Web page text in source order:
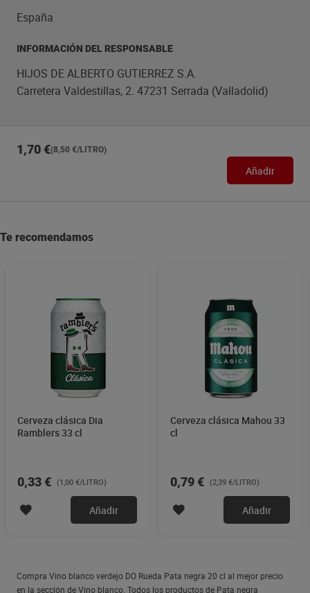
España
INFORMACIÓN DEL RESPONSABLE
HIJOS DE ALBERTO GUTIERREZ S.A.
Carretera Valdestillas, 2. 47231 Serrada (Valladolid)
1,70 €(8,50 €/LITRO)
Añadir
Te recomendamos
Cerveza clásica Dia
Ramblers 33 cl
0,33 € (1,00 €/LITRO)
Añadir
Cerveza clásica Mahou 33
cl
0,79 € (2,39 €/LITRO)
Añadir
Compra Vino blanco verdejo DO Rueda Pata negra 20 cl al mejor precio
en la sección de Vino blanco. Todos los productos de Pata negra